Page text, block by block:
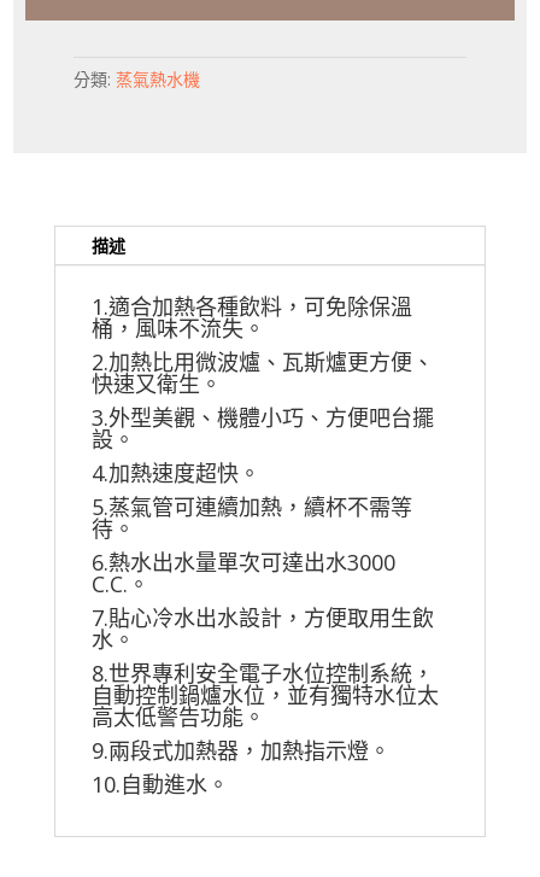
分類:蒸氣熱水機
描述
1.適合加熱各種飲料，可免除保溫
桶，風味不流失。
2.加熱比用微波爐、瓦斯爐更方便、
快速又衛生。
3.外型美觀、機體小巧、方便吧台擺
設。
4.加熱速度超快。
5.蒸氣管可連續加熱，續杯不需等
待。
6.熱水出水量單次可達出水3000
C.C.。
7.貼心冷水出水設計，方便取用生飲
水。
8.世界專利安全電子水位控制系統，
自動控制鍋爐水位，並有獨特水位太
高太低警告功能。
9.兩段式加熱器，加熱指示燈。
10.自動進水。